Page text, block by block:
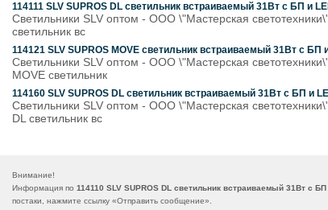
114111 SLV SUPROS DL светильник встраиваемый 31Вт с БП и
Светильники SLV оптом - ООО \"Мастерская
светильник вс
114121 SLV SUPROS MOVE светильник встраиваемый 31Вт с БП
Светильники SLV оптом - ООО \"Мастерская
MOVE светильник
114160 SLV SUPROS DL светильник встраиваемый 31Вт с БП и
Светильники SLV оптом - ООО \"Мастерская
DL светильник вс
Внимание!
Информация по 114110 SLV SUPROS DL светильник встраиваемый 31Вт с
постаки, нажмите ссылку «Отправить сообщение».